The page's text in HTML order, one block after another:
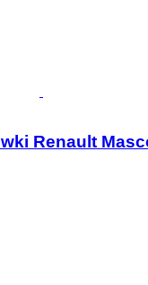
Renault